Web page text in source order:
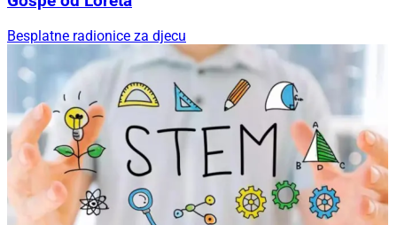
Besplatne radionice za djecu